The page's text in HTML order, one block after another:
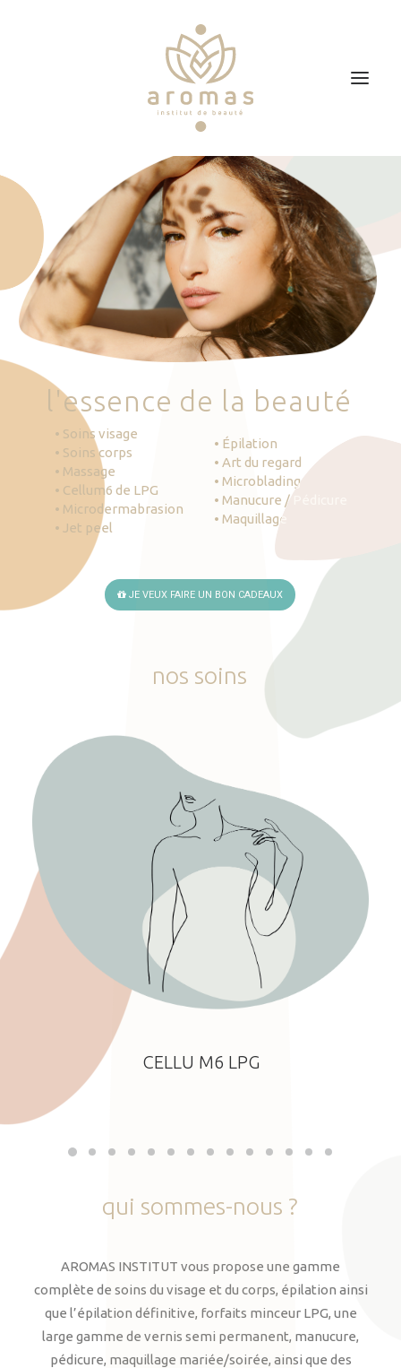
Soins
Je veux faire un bon cadeau
Plan d’accès
Prendre RDV
'essence de la beauté
• Soins visage
• Soins corps
• Massage
• Cellum6 de LPG
• Microdermabrasion
• Jet peel
• Épilation
• Art du regard
• Microblading
• Manucure / Pédicure
• Maquillage
JE VEUX FAIRE UN BON CADEAUX
nos soins
CELLU M6 LPG
qui sommes-nous ?
AROMAS INSTITUT vous propose une gamme
complète de soins du visage et du corps, épilation ainsi
que l’épilation définitive, forfaits minceur LPG, une
large gamme de vernis semi permanent, manucure,
pédicure, maquillage mariée/soirée, ainsi que des